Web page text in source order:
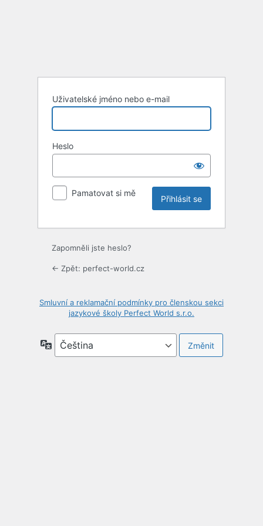
Uživatelské jméno nebo e-mail
Heslo
Pamatovat si mě
Zapomněli jste heslo?
← Zpět: perfect-world.cz
Smluvní a reklamační podmínky pro členskou sekci
jazykové školy Perfect World s.r.o.
Jazyky